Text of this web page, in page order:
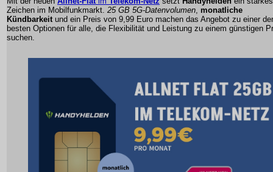
Zeichen im Mobilfunkmarkt. 25 GB 5G-Datenvolumen, monatliche
Kündbarkeitund ein Preis von 9,99 Euro machen das Angebot zu einer der
besten Optionen für alle, die Flexibilität und Leistung zu einem günstigen
suchen.